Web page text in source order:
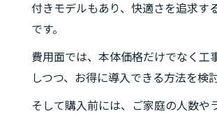
付きモデルもあり、快適さを追求す
です。
費用面では、本体価格だけでなく工
しつつ、お得に導入できる方法を検
そして購入前には、ご家庭の人数や